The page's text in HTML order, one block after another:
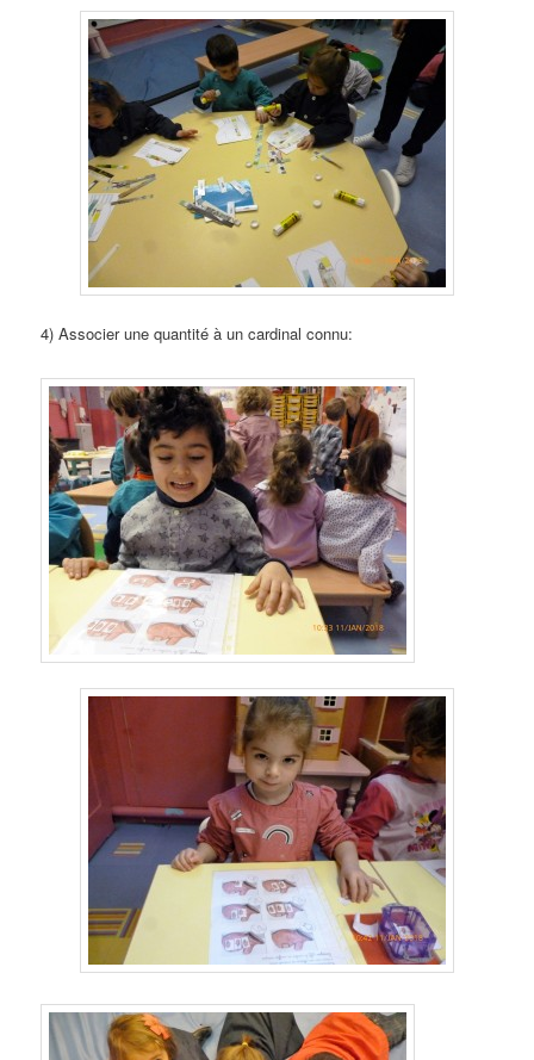
4) Associer une quantité à un cardinal connu: